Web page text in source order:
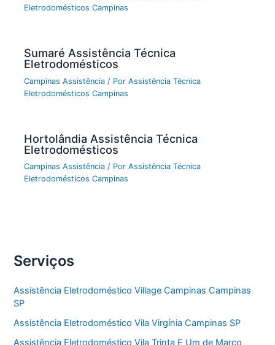
Eletrodomésticos Campinas
Sumaré Assistência Técnica
Eletrodomésticos
Campinas Assistência / PorAssistência Técnica
Eletrodomésticos Campinas
Hortolândia Assistência Técnica
Eletrodomésticos
Campinas Assistência / PorAssistência Técnica
Eletrodomésticos Campinas
Serviços
Assistência Eletrodoméstico Village Campinas Campinas
SP
Assistência Eletrodoméstico Vila Virgínia Campinas SP
Assistência Eletrodoméstico Vila Trinta E Um de Marco